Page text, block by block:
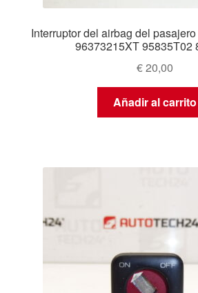
Interruptor del airbag del
96373215XT 95835T02
€20,00
Añadir al carrito